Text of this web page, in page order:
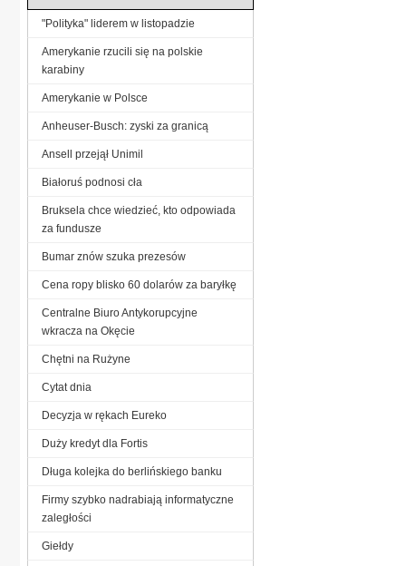
"Polityka" liderem w listopadzie
Amerykanie rzucili się na polskie
karabiny
Amerykanie w Polsce
Anheuser-Busch: zyski za granicą
Ansell przejął Unimil
Białoruś podnosi cła
Bruksela chce wiedzieć, kto odpowiada
za fundusze
Bumar znów szuka prezesów
Cena ropy blisko 60 dolarów za baryłkę
Centralne Biuro Antykorupcyjne
wkracza na Okęcie
Chętni na Rużyne
Cytat dnia
Decyzja w rękach Eureko
Duży kredyt dla Fortis
Długa kolejka do berlińskiego banku
Firmy szybko nadrabiają informatyczne
zaległości
Giełdy